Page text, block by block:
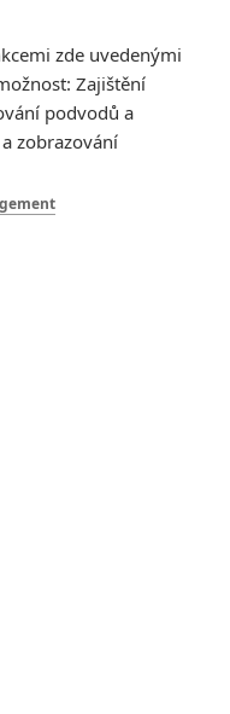
maximálně nabitým
zde uvedenými
Zajištění
podvodů a
zobrazování